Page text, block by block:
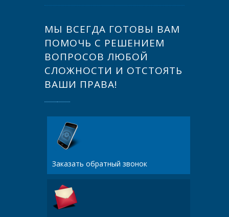
МЫ ВСЕГДА ГОТОВЫ ВАМ
ПОМОЧЬ С РЕШЕНИЕМ
ВОПРОСОВ ЛЮБОЙ
СЛОЖНОСТИ И ОТСТОЯТЬ
ВАШИ ПРАВА!
Заказать обратный звонок